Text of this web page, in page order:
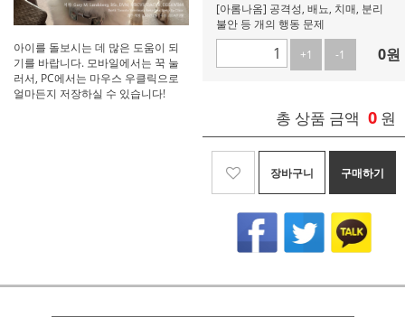
아이를 돌보시는 데 많은 도움이 되
기를 바랍니다. 모바일에서는 꾹 눌
러서, PC에서는 마우스 우클릭으로
얼마든지 저장하실 수 있습니다!
[아롬나옴] 공격성, 배뇨, 치매, 분리
불안 등 개의 행동 문제
+1
-1 0원
총 상품 금액 0 원
장바구니 구매하기